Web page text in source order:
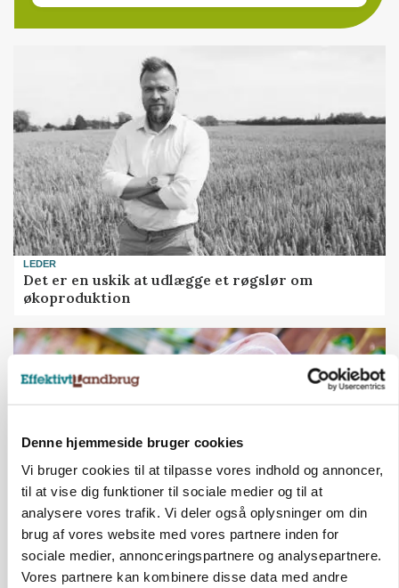
Denne hjemmeside bruger cookies
Vi bruger cookies til at tilpasse vores indhold og annoncer,
til at vise dig funktioner til sociale medier og til at
analysere vores trafik. Vi deler også oplysninger om din
brug af vores website med vores partnere inden for
sociale medier, annonceringspartnere og analysepartnere.
Vores partnere kan kombinere disse data med andre
LEDER
Det er en uskik at udlægge et røgslør om
økoproduktion
MARKEDSFOKUS
Prisgab på 20 kroner pr. kg vokser: Polsk kylling
presser markedet